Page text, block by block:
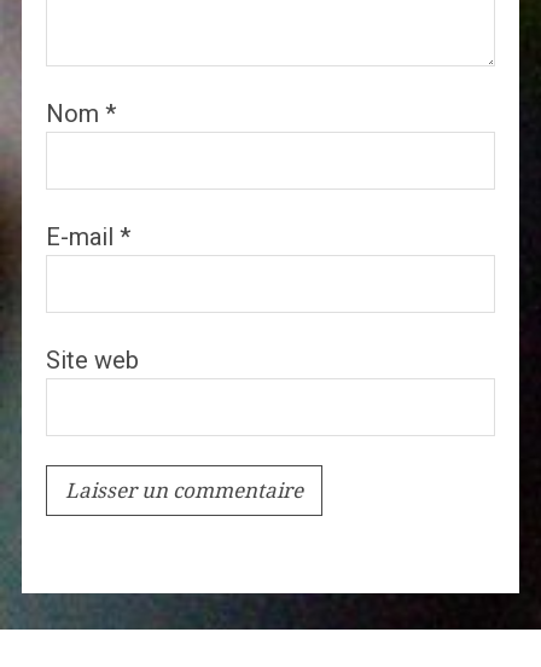
Nom *
E-mail *
Site web